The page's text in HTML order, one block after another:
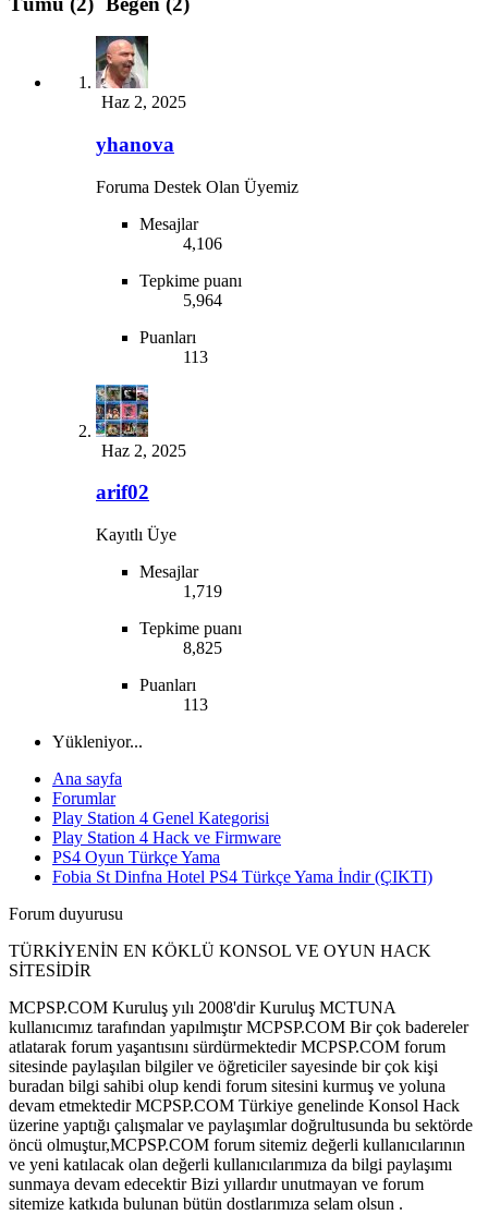
Haz 2, 2025
yhanova
Foruma Destek Olan Üyemiz
Mesajlar
4,106
Tepkime puanı
5,964
Puanları
113
Haz 2, 2025
arif02
Kayıtlı Üye
Mesajlar
1,719
Tepkime puanı
8,825
Puanları
113
Yükleniyor...
Ana sayfa
Forumlar
Play Station 4 Genel Kategorisi
Play Station 4 Hack ve Firmware
PS4 Oyun Türkçe Yama
Fobia St Dinfna Hotel PS4 Türkçe Yama İndir (ÇIKTI)
Forum duyurusu
TÜRKİYENİN EN KÖKLÜ KONSOL VE OYUN HACK
SİTESİDİR
MCPSP.COM Kuruluş yılı 2008'dir Kuruluş MCTUNA
kullanıcımız tarafından yapılmıştır MCPSP.COM Bir çok badereler
atlatarak forum yaşantısını sürdürmektedir MCPSP.COM forum
sitesinde paylaşılan bilgiler ve öğreticiler sayesinde bir çok kişi
buradan bilgi sahibi olup kendi forum sitesini kurmuş ve yoluna
devam etmektedir MCPSP.COM Türkiye genelinde Konsol Hack
üzerine yaptığı çalışmalar ve paylaşımlar doğrultusunda bu sektörde
öncü olmuştur,MCPSP.COM forum sitemiz değerli kullanıcılarının
ve yeni katılacak olan değerli kullanıcılarımıza da bilgi paylaşımı
sunmaya devam edecektir Bizi yıllardır unutmayan ve forum
sitemize katkıda bulunan bütün dostlarımıza selam olsun .